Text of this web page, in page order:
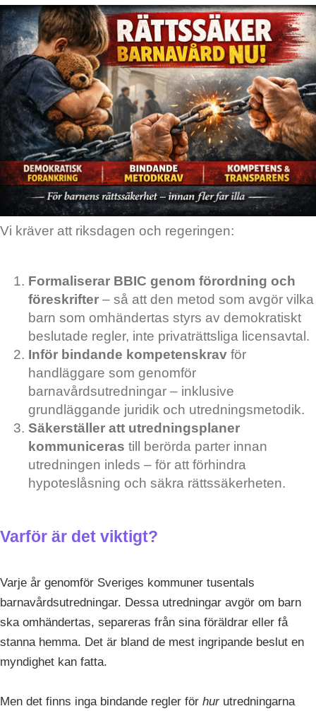
Vi kräver att riksdagen och regeringen:
Formaliserar BBIC genom förordning och
föreskrifter – så att den metod som avgör vilka
barn som omhändertas styrs av demokratiskt
beslutade regler, inte privaträttsliga licensavtal.
Inför bindande kompetenskrav för
handläggare som genomför
barnavårdsutredningar – inklusive
grundläggande juridik och utredningsmetodik.
Säkerställer att utredningsplaner
kommuniceras till berörda parter innan
utredningen inleds – för att förhindra
hypoteslåsning och säkra rättssäkerheten.
Varför är det viktigt?
Varje år genomför Sveriges kommuner tusentals
barnavårdsutredningar. Dessa utredningar avgör om barn
ska omhändertas, separeras från sina föräldrar eller få
stanna hemma. Det är bland de mest ingripande beslut en
myndighet kan fatta.
Men det finns inga bindande regler för hurutredningarna